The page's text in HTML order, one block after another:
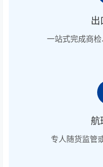
出
一站式完成商
航
专人随货监管